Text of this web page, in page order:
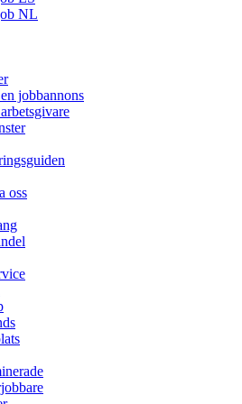
NL
jobbannons
oss